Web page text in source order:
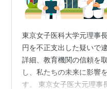
東京女子医科大学元理事
円を不正支出した疑いで
詳細、教育機関の信頼を
し、私たちの未来に影響
す。 東京女子医大元理事